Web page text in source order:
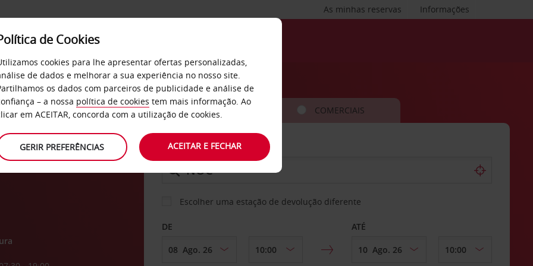
Informações
As minhas reservas
SERVIÇOS EMPRESAS
de
CARRO COMERCIAIS
LEVANTAR EM
Escolher uma estação de devolução diferente
DE ATÉ
de Cookies
cookies para lhe apresentar ofertas personalizadas,
de dados e melhorar a sua experiência no nosso site.
os dados com parceiros de publicidade e análise de
– a nossa política de cookies tem mais informação. Ao
em ACEITAR, concorda com a utilização de cookies.
GERIR PREFERÊNCIAS ACEITAR E FECHAR